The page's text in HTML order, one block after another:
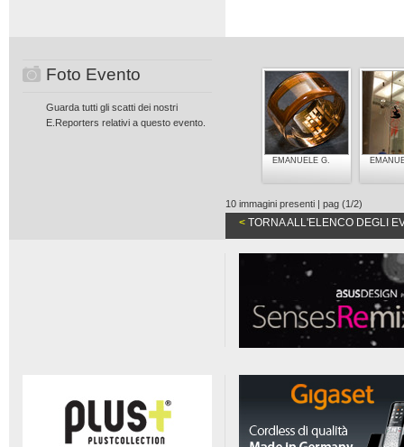
Foto Evento
Guarda tutti gli scatti dei nostri
E.Reporters relativi a questo evento.
EMANUELE G.
10 immagini presenti | pag (1/2)
< TORNA ALL'ELENCO DEGLI